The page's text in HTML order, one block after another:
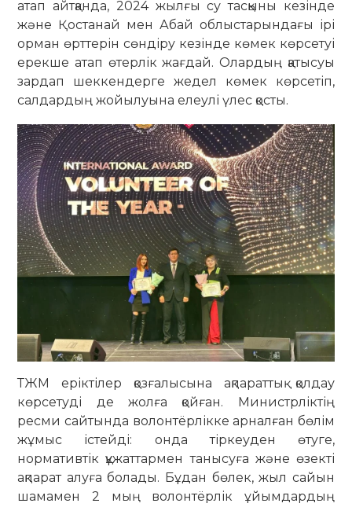
атап айтқанда, 2024 жылғы су тасқыны кезінде
және Қостанай мен Абай облыстарындағы ірі
орман өрттерін сөндіру кезінде көмек көрсетуі
ерекше атап өтерлік жағдай. Олардың қатысуы
зардап шеккендерге жедел көмек көрсетіп,
салдардың жойылуына елеулі үлес қосты.
ТЖМ еріктілер қозғалысына ақпараттық қолдау
көрсетуді де жолға қойған. Министрліктің
ресми сайтында волонтёрлікке арналған бөлім
жұмыс істейді: онда тіркеуден өтуге,
нормативтік құжаттармен танысуға және өзекті
ақпарат алуға болады. Бұдан бөлек, жыл сайын
шамамен 2 мың волонтёрлік ұйымдардың